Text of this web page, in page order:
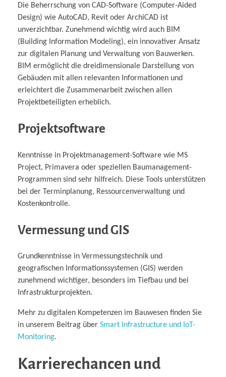
Die Beherrschung von CAD-Software (Computer-Aided
Design) wie AutoCAD, Revit oder ArchiCAD ist
unverzichtbar. Zunehmend wichtig wird auch BIM
(Building Information Modeling), ein innovativer Ansatz
zur digitalen Planung und Verwaltung von Bauwerken.
BIM ermöglicht die dreidimensionale Darstellung von
Gebäuden mit allen relevanten Informationen und
erleichtert die Zusammenarbeit zwischen allen
Projektbeteiligten erheblich.
Projektsoftware
Kenntnisse in Projektmanagement-Software wie MS
Project, Primavera oder speziellen Baumanagement-
Programmen sind sehr hilfreich. Diese Tools unterstützen
bei der Terminplanung, Ressourcenverwaltung und
Kostenkontrolle.
Vermessung und GIS
Grundkenntnisse in Vermessungstechnik und
geografischen Informationssystemen (GIS) werden
zunehmend wichtiger, besonders im Tiefbau und bei
Infrastrukturprojekten.
Mehr zu digitalen Kompetenzen im Bauwesen finden Sie
in unserem Beitrag über Smart Infrastructure und IoT-
Monitoring.
Karrierechancen und